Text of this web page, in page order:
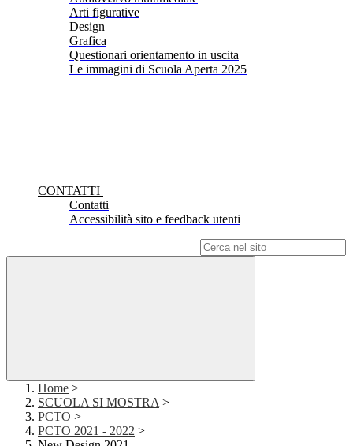
Arti figurative
Design
Grafica
Questionari orientamento in uscita
Le immagini di Scuola Aperta 2025
CONTATTI
Contatti
Accessibilità sito e feedback utenti
Home >
SCUOLA SI MOSTRA >
PCTO >
PCTO 2021 - 2022 >